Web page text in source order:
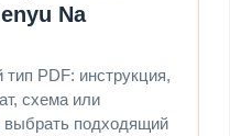
Na
PDF: инструкция,
схема или
подходящий